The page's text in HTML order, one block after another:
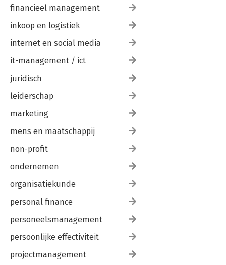
financieel management
inkoop en logistiek
internet en social media
it-management / ict
juridisch
leiderschap
marketing
mens en maatschappij
non-profit
ondernemen
organisatiekunde
personal finance
personeelsmanagement
persoonlijke effectiviteit
projectmanagement